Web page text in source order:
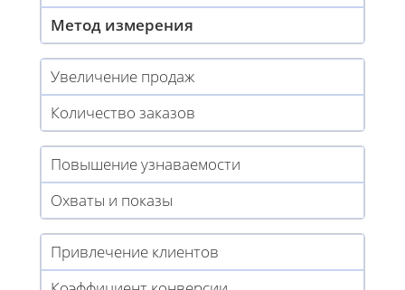
Метод измерения
Увеличение продаж
Количество заказов
Повышение узнаваемости
Охваты и показы
Привлечение клиентов